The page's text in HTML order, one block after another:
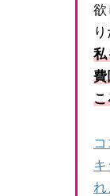
欲
私
費
こ
れ